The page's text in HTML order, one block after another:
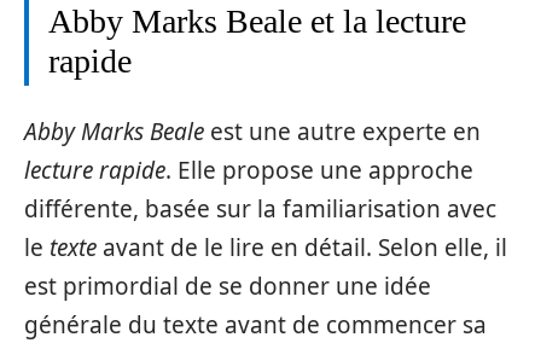
Abby Marks Beale et la lecture
rapide
Abby Marks Beale est une autre experte en
lecture rapide. Elle propose une approche
différente, basée sur la familiarisation avec
le texte avant de le lire en détail. Selon elle, il
est primordial de se donner une idée
générale du texte avant de commencer sa